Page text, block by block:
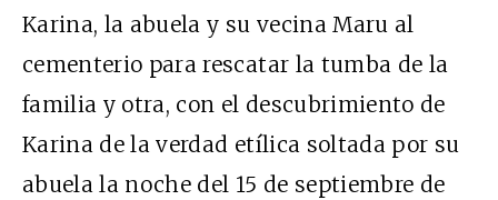
Karina, la abuela y su vecina Maru al
cementerio para rescatar la tumba de la
familia y otra, con el descubrimiento de
Karina de la verdad etílica soltada por su
abuela la noche del 15 de septiembre de